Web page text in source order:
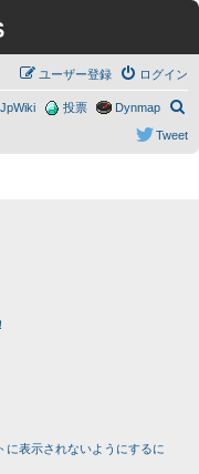
ログイン
ユーザー登録
索
Dynmap
投票
Tweet
に表示されないようにするに